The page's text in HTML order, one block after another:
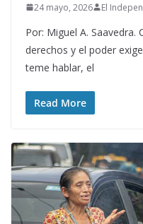
24 mayo, 2026 El
Por: Miguel A. Saavedra.
derechos y el poder
teme hablar, el
Read More